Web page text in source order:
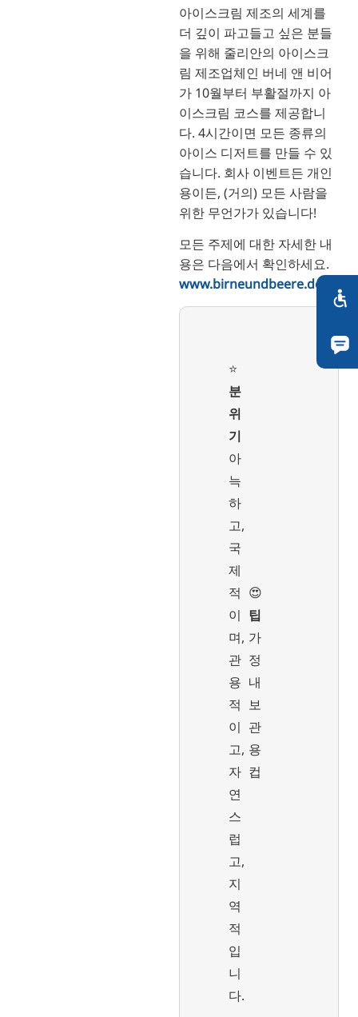
아이스크림 제조의 세계를
더 깊이 파고들고 싶은 분들
을 위해 줄리안의 아이스크
림 제조업체인 버네 앤 비어
가 10월부터 부활절까지 아
이스크림 코스를 제공합니
다. 4시간이면 모든 종류의
아이스 디저트를 만들 수 있
습니다. 회사 이벤트든 개인
용이든, (거의) 모든 사람을
위한 무언가가 있습니다!
모든 주제에 대한 자세한 내
용은 다음에서 확인하세요.
www.birneundbeere.de
⭐️
분
위
기
아
늑
하
고,
국
제
적
이
며,
관
용
적
이
고,
자
연
스
럽
고,
지
역
적
입
니
다.
😍
팁
가
정
내
보
관
용
컵